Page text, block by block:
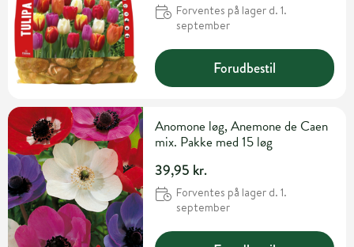
Forventes på lager d. 1.
september
Forudbestil
Anomone løg, Anemone de Caen
mix. Pakke med 15 løg
39,95 kr.
Forventes på lager d. 1.
september